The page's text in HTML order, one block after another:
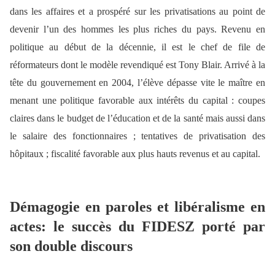
dans les affaires et a prospéré sur les privatisations au point de
devenir l’un des hommes les plus riches du pays. Revenu en
politique au début de la décennie, il est le chef de file de
réformateurs dont le modèle revendiqué est Tony Blair. Arrivé à la
tête du gouvernement en 2004, l’élève dépasse vite le maître en
menant une politique favorable aux intérêts du capital : coupes
claires dans le budget de l’éducation et de la santé mais aussi dans
le salaire des fonctionnaires ; tentatives de privatisation des
hôpitaux ; fiscalité favorable aux plus hauts revenus et au capital.
Démagogie en paroles et libéralisme en
actes: le succès du FIDESZ porté par
son double discours